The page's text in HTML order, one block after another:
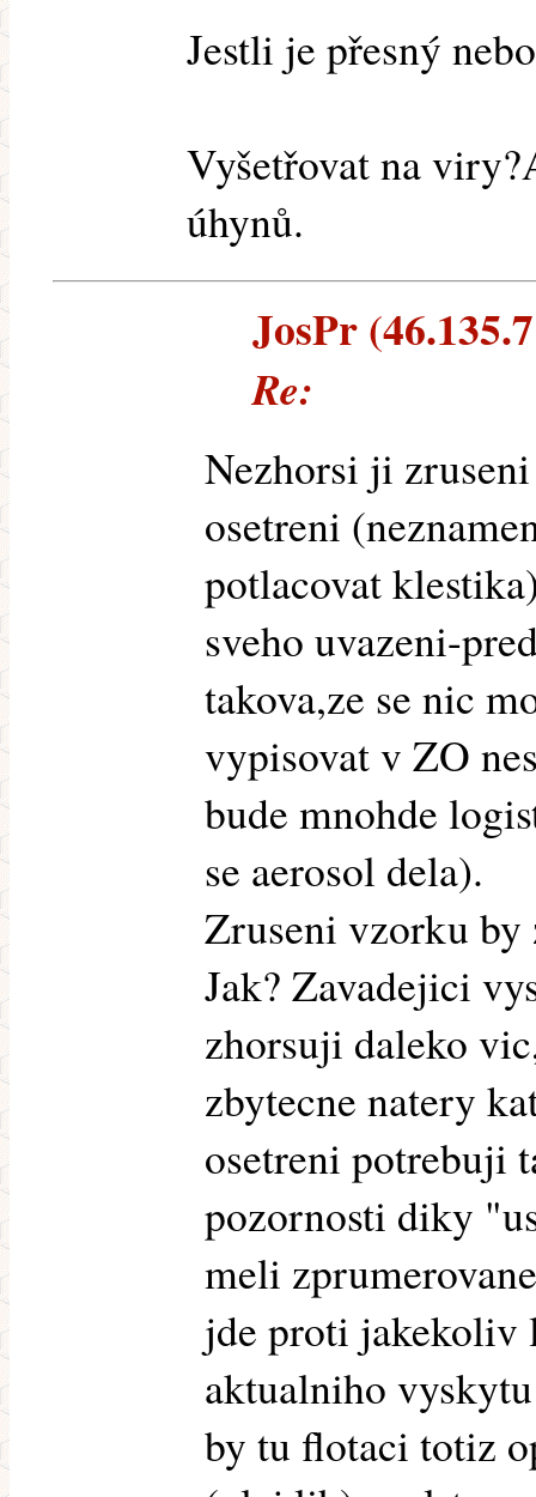
Jestli je přesný
Vyšetřovat na
úhynů.
JosPr
Re:
Nezhorsi ji
osetreni
potlacovat
sveho uvazeni-
takova,ze se nic
vypisovat v ZO
bude mnohde
se aerosol dela).
Zruseni vzorku
Jak? Zavadejici
zhorsuji daleko
zbytecne natery
osetreni potrebuji
pozornosti diky
meli
jde proti jakekoliv
aktualniho
by tu flotaci totiz